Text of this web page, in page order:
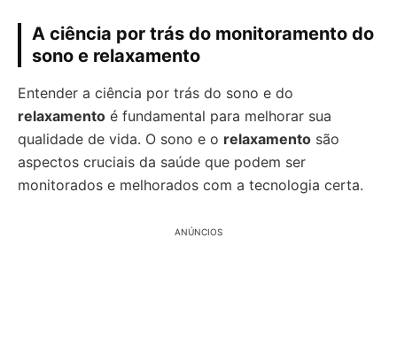
A ciência por trás do monitoramento do
sono e relaxamento
Entender a ciência por trás do sono e do
relaxamento é fundamental para melhorar sua
qualidade de vida. O sono e o relaxamento são
aspectos cruciais da saúde que podem ser
monitorados e melhorados com a tecnologia certa.
ANÚNCIOS